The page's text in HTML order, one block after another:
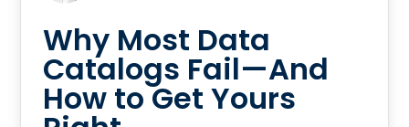
Why Most Data
Catalogs Fail—And
How to Get Yours